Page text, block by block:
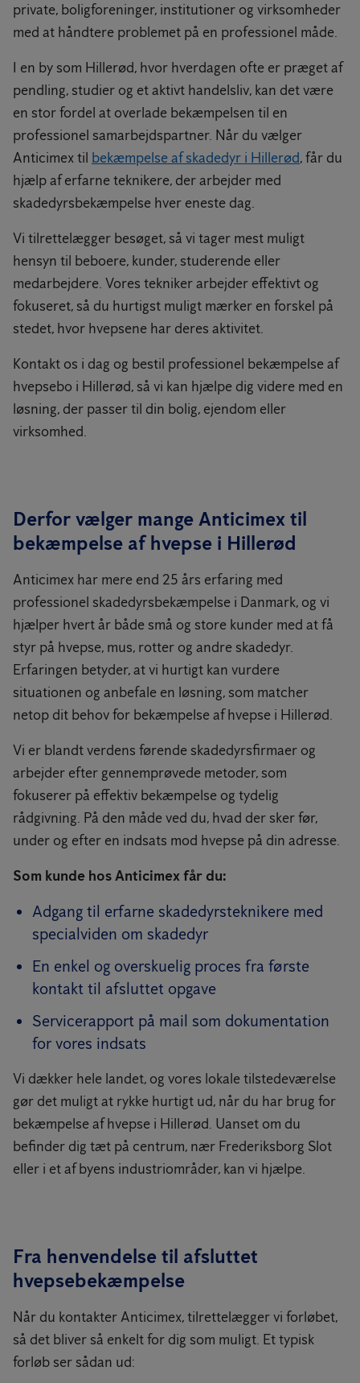
private, boligforeninger, institutioner og virksomheder
med at håndtere problemet på en professionel måde.
I en by som Hillerød, hvor hverdagen ofte er præget af
pendling, studier og et aktivt handelsliv, kan det være
en stor fordel at overlade bekæmpelsen til en
professionel samarbejdspartner. Når du vælger
Anticimex til bekæmpelse af skadedyr i Hillerød, får du
hjælp af erfarne teknikere, der arbejder med
skadedyrsbekæmpelse hver eneste dag.
Vi tilrettelægger besøget, så vi tager mest muligt
hensyn til beboere, kunder, studerende eller
medarbejdere. Vores tekniker arbejder effektivt og
fokuseret, så du hurtigst muligt mærker en forskel på
stedet, hvor hvepsene har deres aktivitet.
Kontakt os i dag og bestil professionel bekæmpelse af
hvepsebo i Hillerød, så vi kan hjælpe dig videre med en
løsning, der passer til din bolig, ejendom eller
virksomhed.
Derfor vælger mange Anticimex til
bekæmpelse af hvepse i Hillerød
Anticimex har mere end 25 års erfaring med
professionel skadedyrsbekæmpelse i Danmark, og vi
hjælper hvert år både små og store kunder med at få
styr på hvepse, mus, rotter og andre skadedyr.
Erfaringen betyder, at vi hurtigt kan vurdere
situationen og anbefale en løsning, som matcher
netop dit behov for bekæmpelse af hvepse i Hillerød.
Vi er blandt verdens førende skadedyrsfirmaer og
arbejder efter gennemprøvede metoder, som
fokuserer på effektiv bekæmpelse og tydelig
rådgivning. På den måde ved du, hvad der sker før,
under og efter en indsats mod hvepse på din adresse.
Som kunde hos Anticimex får du:
Adgang til erfarne skadedyrsteknikere med
specialviden om skadedyr
En enkel og overskuelig proces fra første
kontakt til afsluttet opgave
Servicerapport på mail som dokumentation
for vores indsats
Vi dækker hele landet, og vores lokale tilstedeværelse
gør det muligt at rykke hurtigt ud, når du har brug for
bekæmpelse af hvepse i Hillerød. Uanset om du
befinder dig tæt på centrum, nær Frederiksborg Slot
eller i et af byens industriområder, kan vi hjælpe.
Fra henvendelse til afsluttet
hvepsebekæmpelse
Når du kontakter Anticimex, tilrettelægger vi forløbet,
så det bliver så enkelt for dig som muligt. Et typisk
forløb ser sådan ud: